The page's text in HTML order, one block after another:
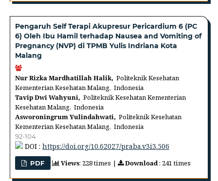
Pengaruh Self Terapi Akupresur Pericardium 6 (PC
6) Oleh Ibu Hamil terhadap Nausea and Vomiting of
Pregnancy (NVP) di TPMB Yulis Indriana Kota
Malang
Nur Rizka Mardhatillah Halik, Politeknik Kesehatan
Kementerian Kesehatan Malang, Indonesia
Tavip Dwi Wahyuni, Politeknik Kesehatan Kementerian
Kesehatan Malang, Indonesia
Asworoningrum Yulindahwati, Politeknik Kesehatan
Kementerian Kesehatan Malang, Indonesia
92-104
DOI : https://doi.org/10.62027/praba.v3i3.506
PDF Views: 228 times | Download: 241 times